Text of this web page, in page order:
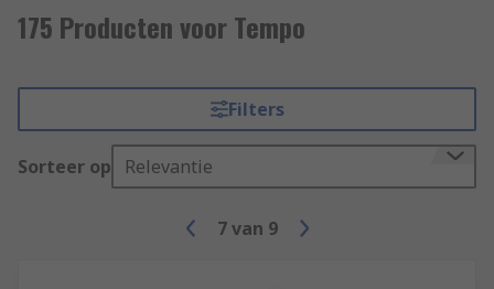
175 Producten voor Tempo
Filters
Sorteer op Relevantie
7 van 9